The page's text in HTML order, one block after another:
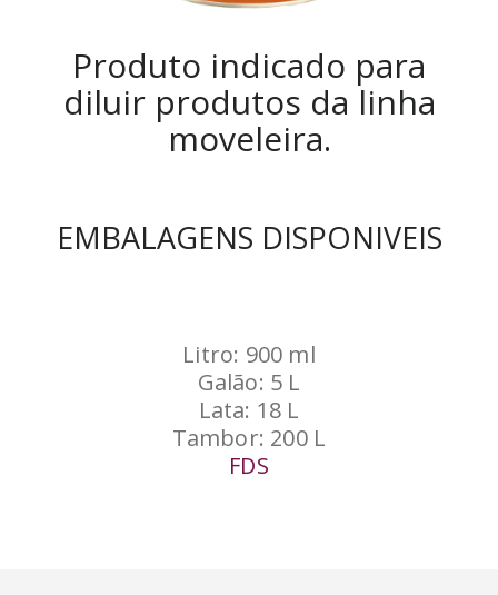
Produto indicado para
diluir produtos da linha
moveleira.
EMBALAGENS DISPONIVEIS
Litro: 900 ml
Galão: 5 L
Lata: 18 L
Tambor: 200 L
FDS